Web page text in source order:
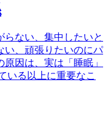
らない、集中したいと
い、頑張りたいのにパ
因は、実は「睡眠」
いる以上に重要なこ